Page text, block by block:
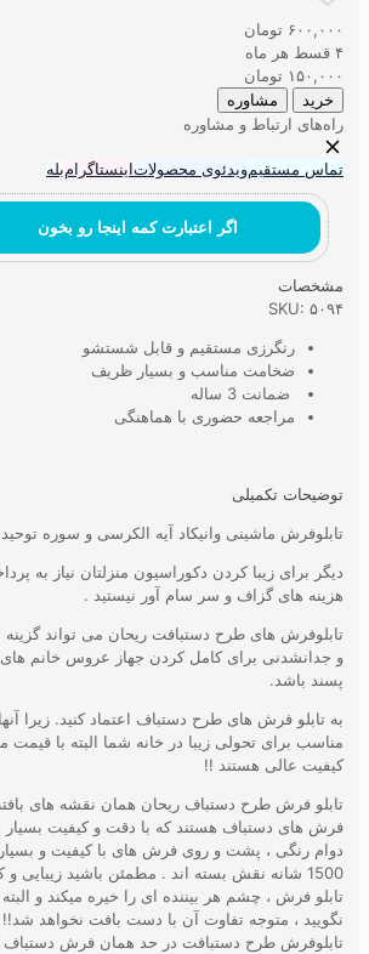
وانیکاد
آیه
الکرسی
و
سوره
توحید
کد
۵۳
عدد
۶۰۰,۰۰۰ تومان
۴ قسط هر ماه
۱۵۰,۰۰۰ تومان
خرید مشاوره
راه‌های ارتباط و مشاوره
تماس مستقیمویدئوی محصولاتاینستاگرامبله
اگر اعتبارت کمه اینجا رو بخون
مشخصات
SKU: ۵۰۹۴
رنگرزی مستقیم و قابل شستشو
ضخامت مناسب و بسیار ظریف
ضمانت 3 ساله
مراجعه حضوری با هماهنگی
توضیحات تکمیلی
تابلوفرش ماشینی وانیکاد آیه الکرسی و سوره توحید
دیگر برای زیبا کردن دکوراسیون منزلتان نیاز به
هزینه های گزاف و سر سام آور نیستید .
تابلوفرش های طرح دستبافت ریحان می تواند
و جدانشدنی برای کامل کردن جهاز عروس خانم
پسند باشد.
به تابلو فرش های طرح دستباف اعتماد کنید. زیرا
مناسب برای تحولی زیبا در خانه شما البته با
کیفیت عالی هستند !!
تابلو فرش طرح دستباف ریحان همان نقشه های
فرش های دستباف هستند که با دقت و کیفیت بسیار
دوام رنگی ، پشت و روی فرش های با کیفیت و
1500 شانه نقش بسته اند . مطمئن باشید زیبایی
تابلو فرش ، چشم هر بیننده ای را خیره میکند و البته
نگویید ، متوجه تفاوت آن با دست بافت نخواهد
تابلوفرش طرح دستبافت در حد همان فرش دستباف